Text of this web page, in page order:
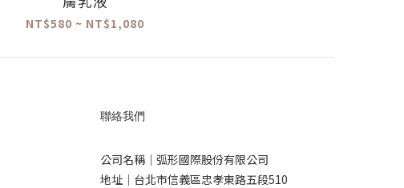
NT$580 ~ NT$1,080
聯絡我們
公司名稱｜弧形國際股份有限公司
地址｜台北市信義區忠孝東路五段510